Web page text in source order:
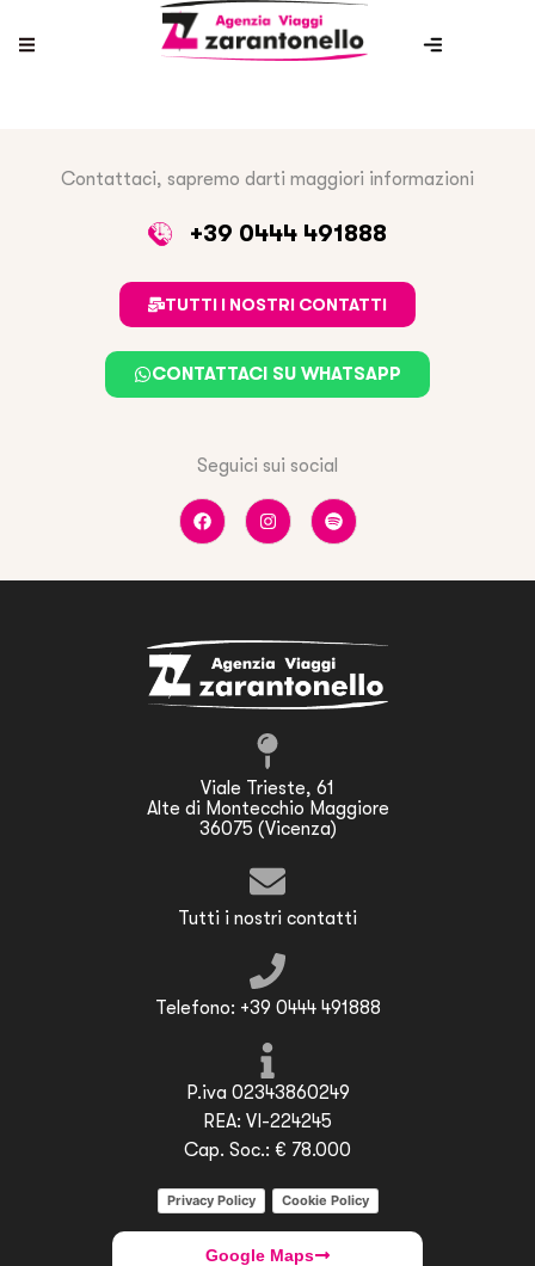
Contattaci, sapremo darti maggiori informazioni
+39 0444 491888
TUTTI I NOSTRI CONTATTI
CONTATTACI SU WHATSAPP
Seguici sui social
Viale Trieste, 61
Alte di Montecchio Maggiore
36075 (Vicenza)
Tutti i nostri contatti
Telefono: +39 0444 491888
P.iva 02343860249
REA: VI-224245
Cap. Soc.: € 78.000
Privacy Policy Cookie Policy
Google Maps